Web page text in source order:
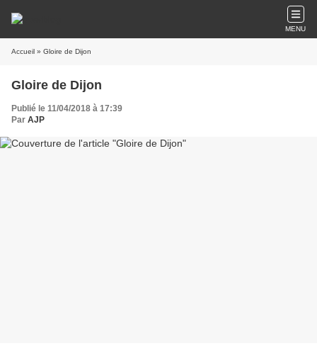
MENU
Accueil » Gloire de Dijon
Gloire de Dijon
Publié le 11/04/2018 à 17:39
Par AJP